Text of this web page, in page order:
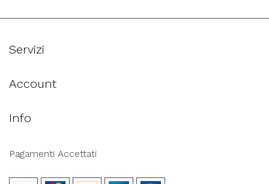
Servizi
Account
Info
Pagamenti Accettati